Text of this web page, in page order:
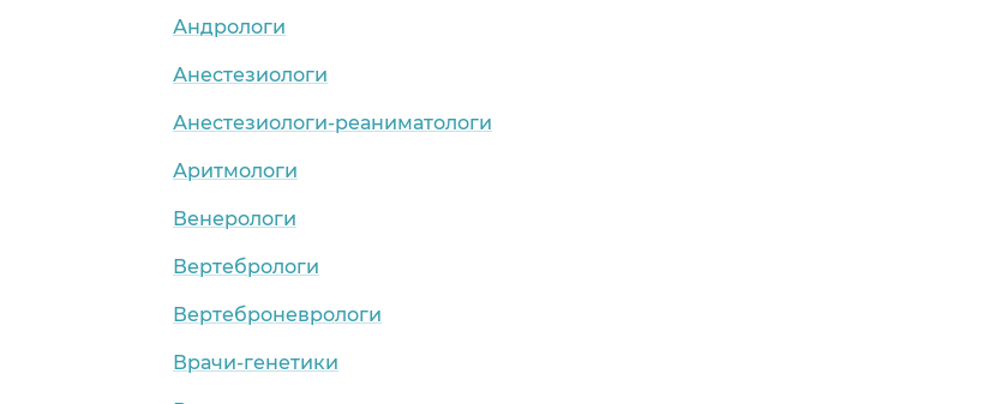
Андрологи
Анестезиологи
Анестезиологи-реаниматологи
Аритмологи
Венерологи
Вертебрологи
Вертеброневрологи
Врачи-генетики